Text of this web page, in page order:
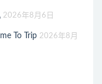
2026年8月6日
To Trip 2026年8月